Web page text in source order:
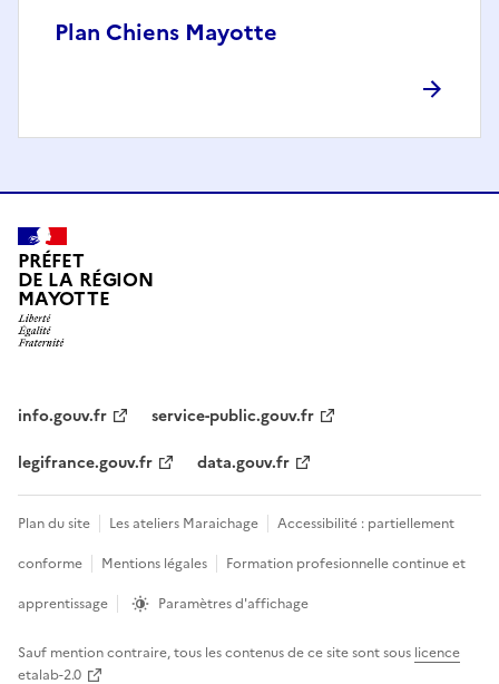
Plan Chiens Mayotte
PRÉFET
DE LA RÉGION
MAYOTTE
info.gouv.fr
service-public.gouv.fr
legifrance.gouv.fr
data.gouv.fr
Plan du site Les ateliers Maraichage
Accessibilité : partiellement
conforme
Mentions légales
Formation profesionnelle continue et
apprentissage
Paramètres d'affichage
Sauf mention contraire, tous les contenus de ce site sont sous licence
etalab-2.0